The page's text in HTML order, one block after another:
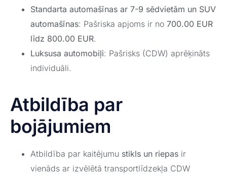
Standarta automašīnas ar 7-9 sēdvietām un SUV
automašīnas: Pašriska apjoms ir no 700.00 EUR
līdz 800.00 EUR.
Luksusa automobiļi: Pašrisks (CDW) aprēķināts
individuāli.
Atbildība par
bojājumiem
Atbildība par kaitējumu stikls un riepas ir
vienāds ar izvēlētā transportlīdzekļa CDW